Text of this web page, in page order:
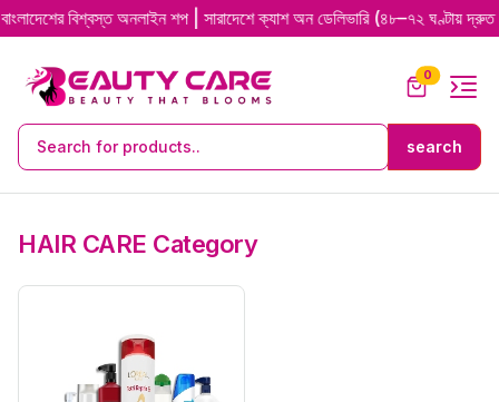
বিশ্বস্ত অনলাইন শপ | সারাদেশে ক্যাশ অন ডেলিভারি (৪৮–৭২ ঘণ্টায় দ্রুত
0
HAIR CARE Category